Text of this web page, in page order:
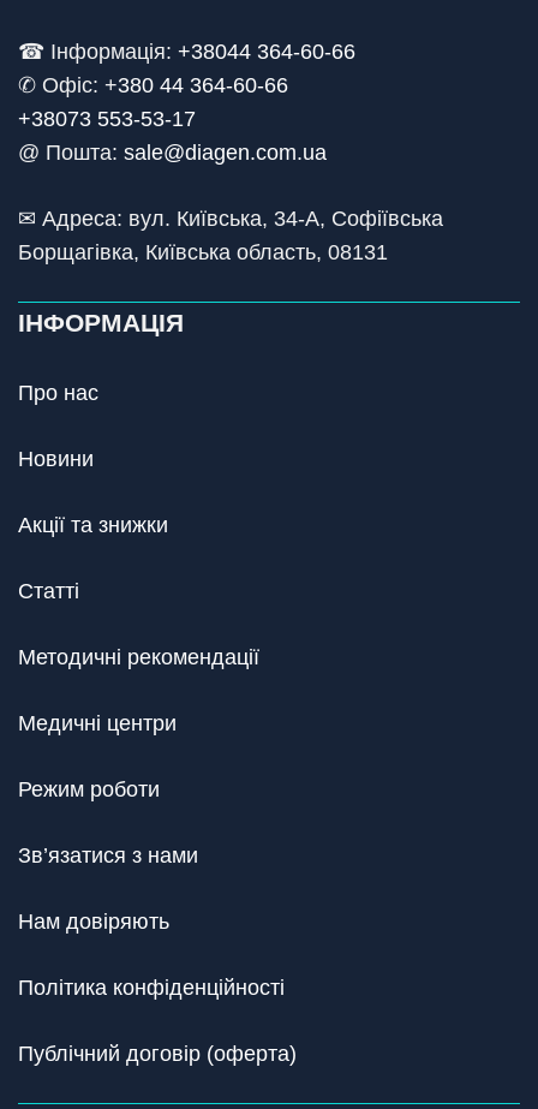
☎ Інформація: +38044 364-60-66
✆ Офіс: +380 44 364-60-66
+38073 553-53-17
@ Пошта: sale@diagen.com.ua
✉ Адреса: вул. Київська, 34-А, Софіївська
Борщагівка, Київська область, 08131
ІНФОРМАЦІЯ
Про нас
Новини
Акції та знижки
Статті
Методичні рекомендації
Медичні центри
Режим роботи
Зв’язатися з нами
Нам довіряють
Політика конфіденційності
Публічний договір (оферта)